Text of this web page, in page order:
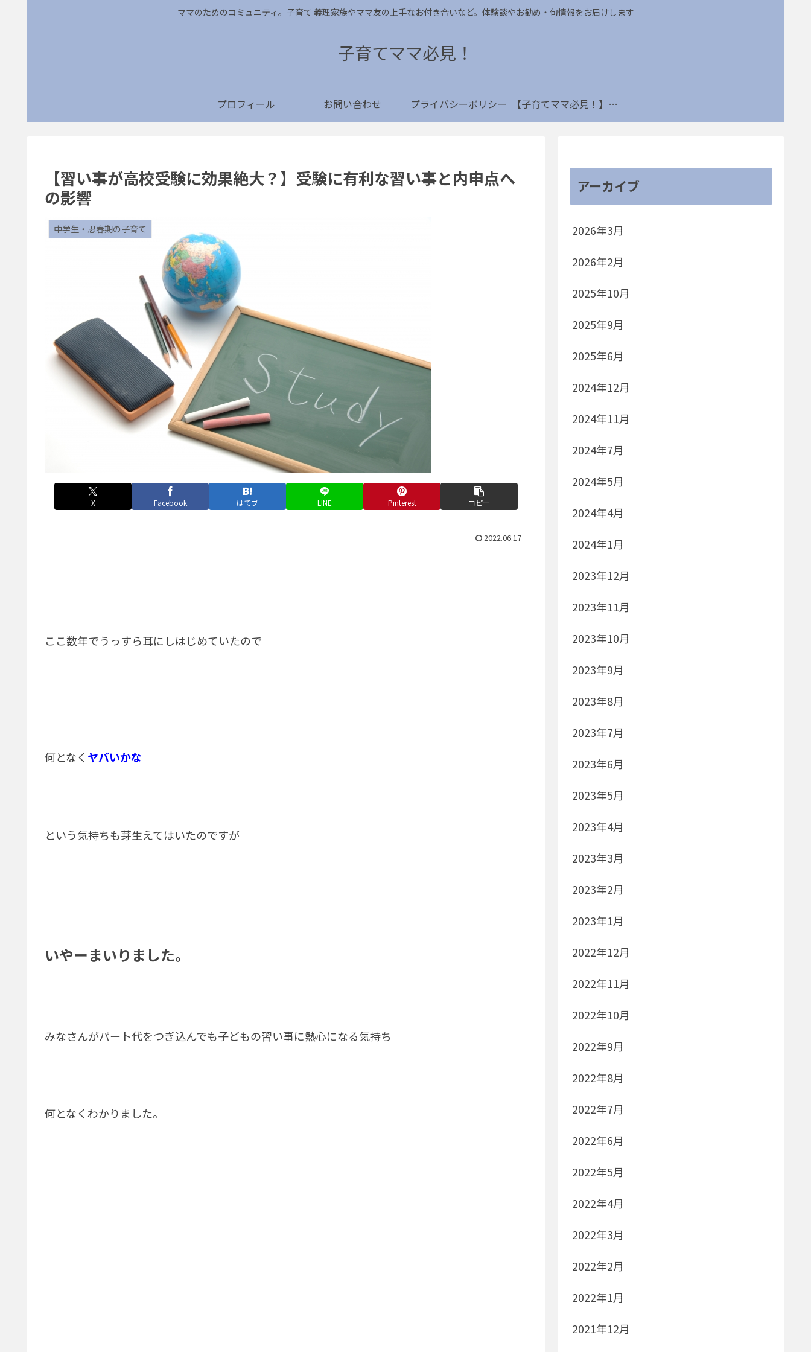
ママのためのコミュニティ。子育て 義理家族やママ友の上手なお付き合いなど。体験談やお勧め・旬情報をお届けします
子育てママ必見！
プロフィール お問い合わせ プライバシーポリシー 【子育てママ必見！】姑ネタ・節約・部活トラブルなどの連載一覧はこちら
【習い事が高校受験に効果絶大？】受験に有利な習い事と内申点へ
の影響
中学生・思春期の子育て
X Facebook はてブ LINE Pinterest コピー
2022.06.17
ここ数年でうっすら耳にしはじめていたので
何となく ヤバいかな
という気持ちも芽生えてはいたのですが
いやーまいりました。
みなさんがパート代をつぎ込んでも子どもの習い事に熱心になる気持ち
何となくわかりました。
アーカイブ
2026年3月
2026年2月
2025年10月
2025年9月
2025年6月
2024年12月
2024年11月
2024年7月
2024年5月
2024年4月
2024年1月
2023年12月
2023年11月
2023年10月
2023年9月
2023年8月
2023年7月
2023年6月
2023年5月
2023年4月
2023年3月
2023年2月
2023年1月
2022年12月
2022年11月
2022年10月
2022年9月
2022年8月
2022年7月
2022年6月
2022年5月
2022年4月
2022年3月
2022年2月
2022年1月
2021年12月